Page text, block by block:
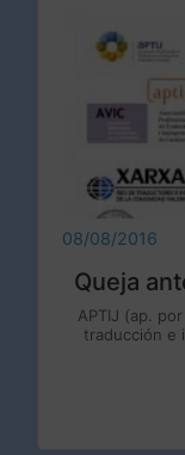
08/08/2016
Queja
APTIJ (ap.
traducción e